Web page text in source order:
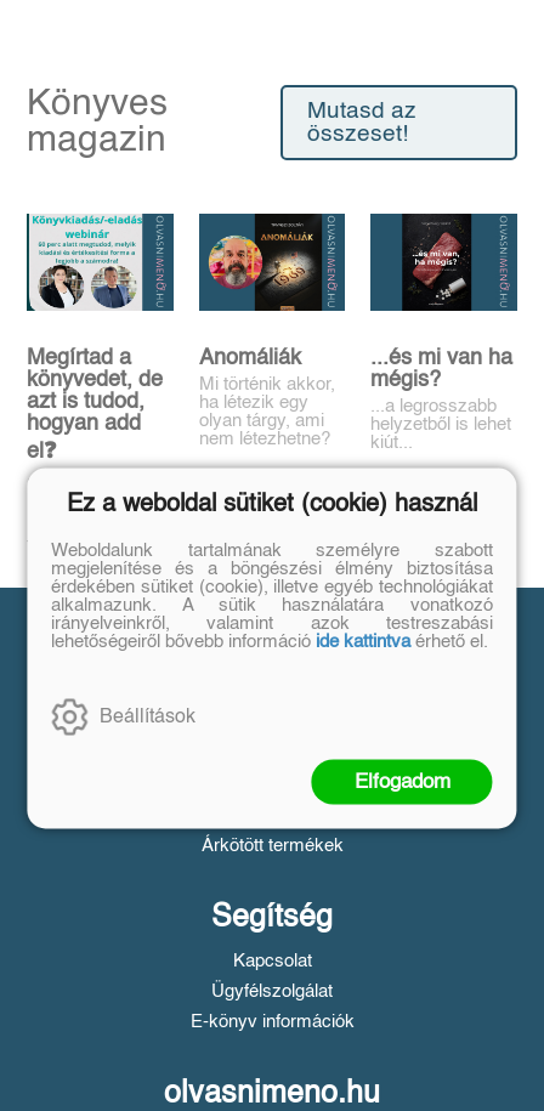
Könyves
magazin
Mutasd az
összeset!
Megírtad a
könyvedet, de
azt is tudod,
hogyan add
el❓️
Időpont: június
16., 18:00-19:00
Tovább
Anomáliák
Mi történik akkor,
ha létezik egy
olyan tárgy, ami
nem létezhetne?
...és mi van ha
mégis?
...a legrosszabb
helyzetből is lehet
kiút...
Vásárlás
Tájékoztató a Simple fizetésről
Adatvédelem
Árkötött termékek
Segítség
Kapcsolat
Ügyfélszolgálat
E-könyv információk
olvasnimeno.hu
Ez a weboldal sütiket (cookie) használ
Weboldalunk tartalmának személyre szabott
megjelenítése és a böngészési élmény biztosítása
érdekében sütiket (cookie), illetve egyéb technológiákat
alkalmazunk. A sütik használatára vonatkozó
irányelveinkről, valamint azok testreszabási
lehetőségeiről bővebb információ ide kattintvaérhető el.
Beállítások
Elfogadom